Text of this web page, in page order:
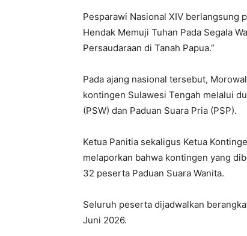
Pesparawi Nasional XIV berlangsung
Hendak Memuji Tuhan Pada Segala
Persaudaraan di Tanah Papua.”
Pada ajang nasional tersebut,
kontingen Sulawesi Tengah melalui
(PSW) dan Paduan Suara Pria (PSP).
Ketua Panitia sekaligus Ketua
melaporkan bahwa kontingen yang
32 peserta Paduan Suara Wanita.
Seluruh peserta dijadwalkan
Juni 2026.